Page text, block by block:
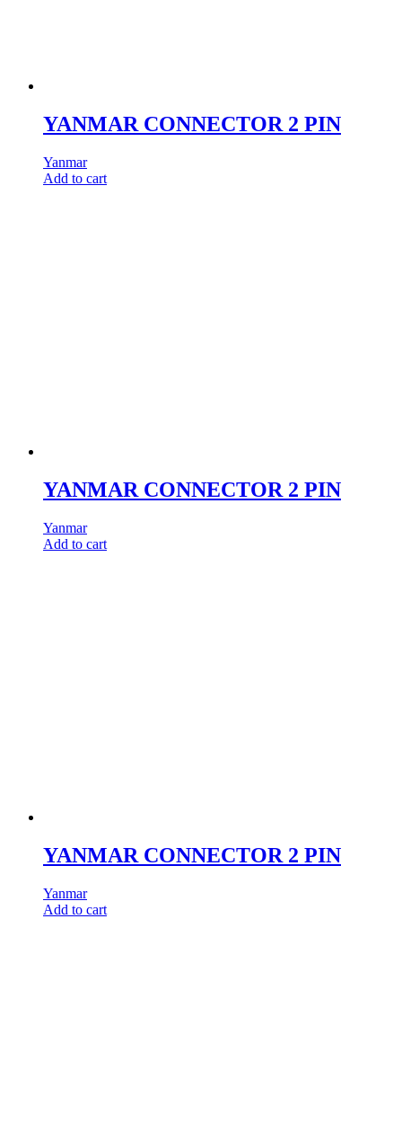
YANMAR CONNECTOR 2 PIN
Yanmar
Add to cart
YANMAR CONNECTOR 2 PIN
Yanmar
Add to cart
YANMAR CONNECTOR 2 PIN
Yanmar
Add to cart